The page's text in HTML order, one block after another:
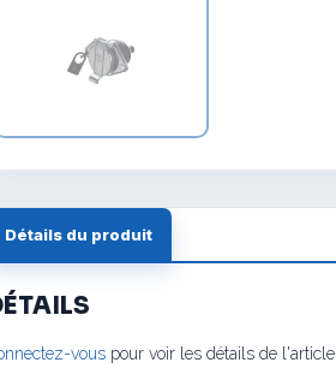
Détails du produit
vous pour voir les détails de l'article